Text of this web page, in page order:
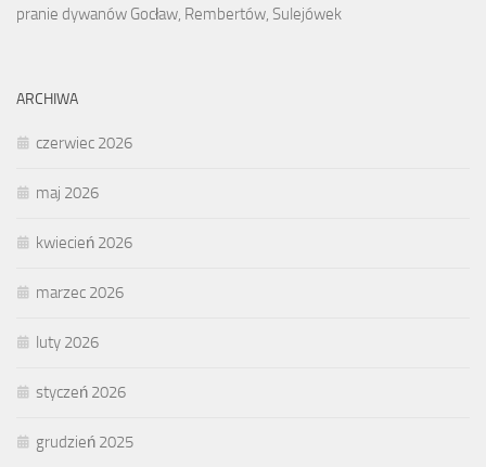
pranie dywanów Gocław, Rembertów, Sulejówek
ARCHIWA
czerwiec 2026
maj 2026
kwiecień 2026
marzec 2026
luty 2026
styczeń 2026
grudzień 2025